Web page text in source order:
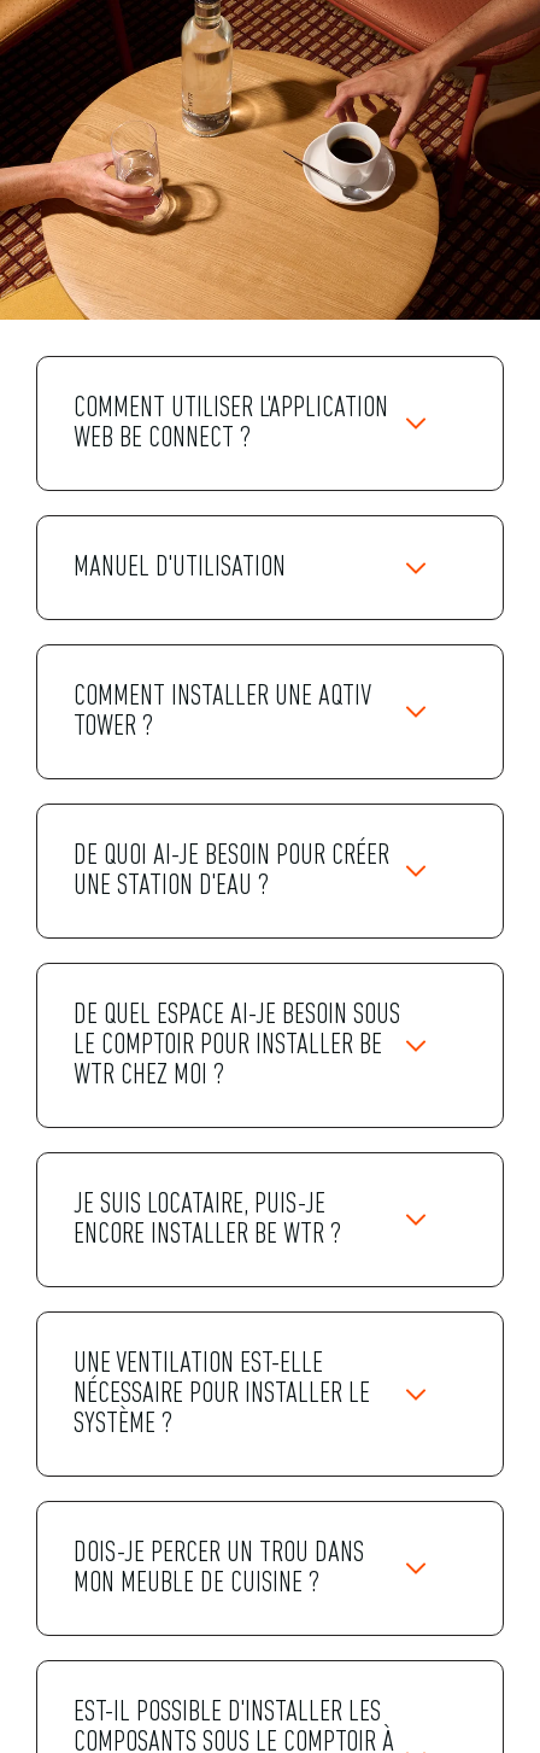
COMMENT UTILISER L'APPLICATION
WEB BE CONNECT ?
MANUEL D'UTILISATION
COMMENT INSTALLER UNE AQTIV
TOWER ?
DE QUOI AI-JE BESOIN POUR CRÉER
UNE STATION D'EAU ?
DE QUEL ESPACE AI-JE BESOIN SOUS
LE COMPTOIR POUR INSTALLER BE
WTR CHEZ MOI ?
JE SUIS LOCATAIRE, PUIS-JE
ENCORE INSTALLER BE WTR ?
UNE VENTILATION EST-ELLE
NÉCESSAIRE POUR INSTALLER LE
SYSTÈME ?
DOIS-JE PERCER UN TROU DANS
MON MEUBLE DE CUISINE ?
EST-IL POSSIBLE D'INSTALLER LES
COMPOSANTS SOUS LE COMPTOIR À